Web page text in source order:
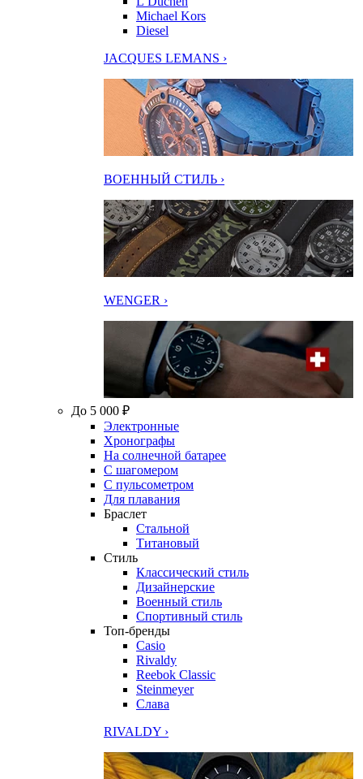
Michael Kors
Diesel
JACQUES LEMANS ›
ВОЕННЫЙ СТИЛЬ ›
WENGER ›
До 5 000 ₽
Электронные
Хронографы
На солнечной батарее
С шагомером
С пульсометром
Для плавания
Браслет
Стальной
Титановый
Стиль
Классический стиль
Дизайнерские
Военный стиль
Спортивный стиль
Топ-бренды
Casio
Rivaldy
Reebok Classic
Steinmeyer
Слава
RIVALDY ›